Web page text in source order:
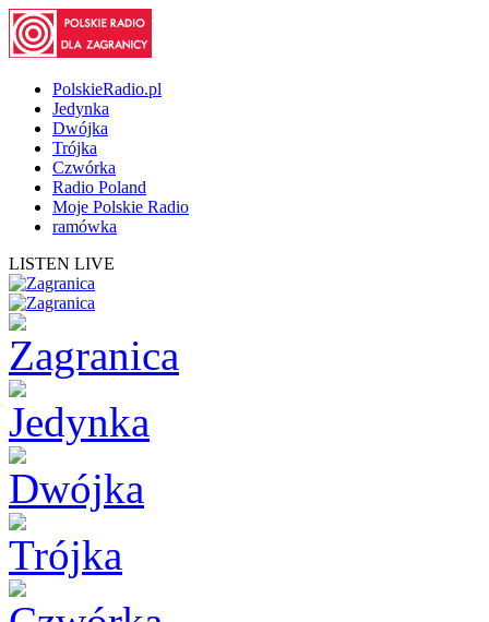
PolskieRadio.pl
Jedynka
Dwójka
Trójka
Czwórka
Radio Poland
Moje Polskie Radio
ramówka
LISTEN LIVE